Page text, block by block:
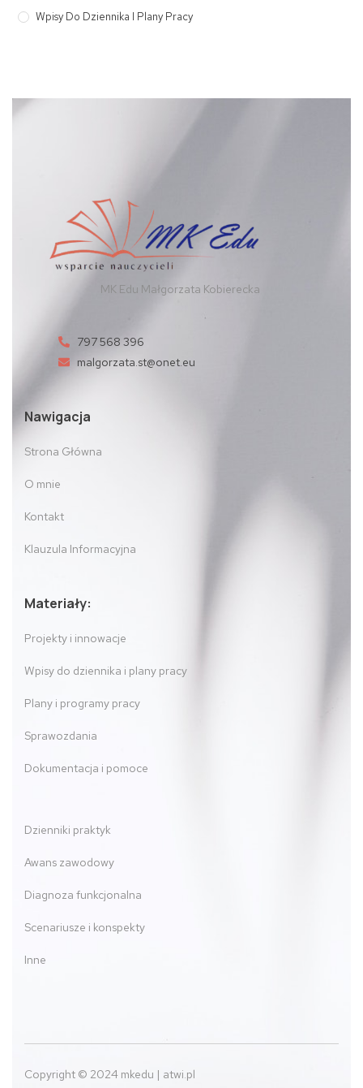
Wpisy Do Dziennika I Plany Pracy
MK Edu Małgorzata Kobierecka
797 568 396
malgorzata.st@onet.eu
Nawigacja
Strona Główna
O mnie
Kontakt
Klauzula Informacyjna
Materiały:
Projekty i innowacje
Wpisy do dziennika i plany pracy
Plany i programy pracy
Sprawozdania
Dokumentacja i pomoce
Dzienniki praktyk
Awans zawodowy
Diagnoza funkcjonalna
Scenariusze i konspekty
Inne
Copyright © 2024 mkedu | atwi.pl